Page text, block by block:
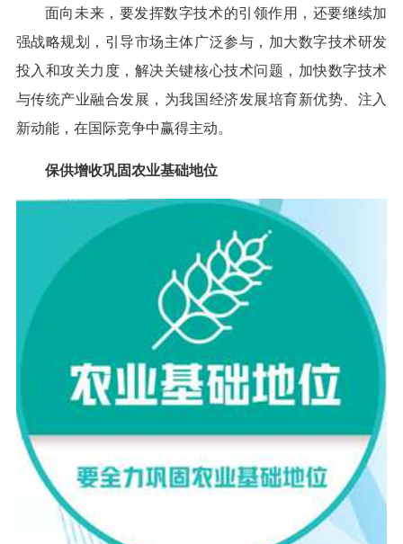
面向未来，要发挥数字技术的引领作用，还要继续加
强战略规划，引导市场主体广泛参与，加大数字技术研发
投入和攻关力度，解决关键核心技术问题，加快数字技术
与传统产业融合发展，为我国经济发展培育新优势、注入
新动能，在国际竞争中赢得主动。
保供增收巩固农业基础地位